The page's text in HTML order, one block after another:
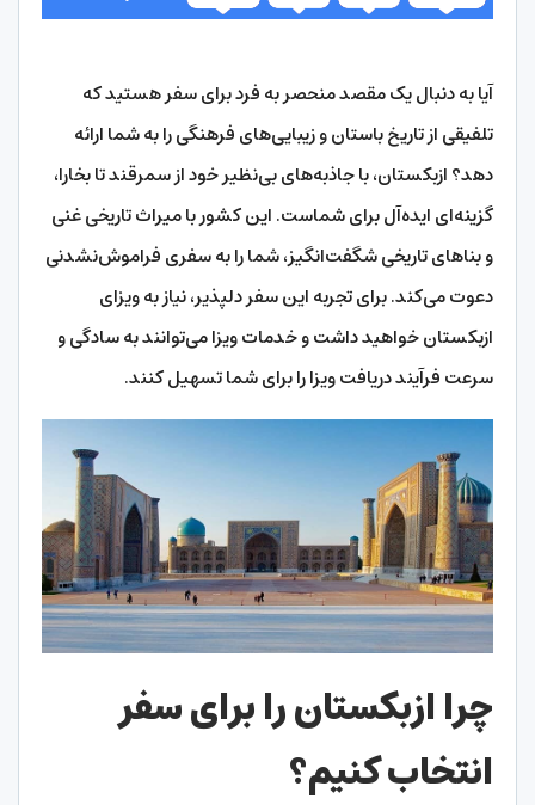
آیا به دنبال یک مقصد منحصر به فرد برای سفر هستید که
تلفیقی از تاریخ باستان و زیبایی‌های فرهنگی را به شما ارائه
دهد؟ ازبکستان، با جاذبه‌های بی‌نظیر خود از سمرقند تا بخارا،
گزینه‌ای ایده‌آل برای شماست. این کشور با میراث تاریخی غنی
و بناهای تاریخی شگفت‌انگیز، شما را به سفری فراموش‌نشدنی
دعوت می‌کند. برای تجربه این سفر دلپذیر، نیاز به ویزای
ازبکستان خواهید داشت و خدمات ویزا می‌توانند به سادگی و
سرعت فرآیند دریافت ویزا را برای شما تسهیل کنند.
چرا ازبکستان را برای سفر
انتخاب کنیم؟